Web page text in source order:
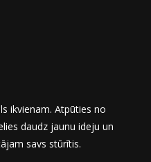
ikvienam. Atpūties no
daudz jaunu ideju un
savs stūrītis.